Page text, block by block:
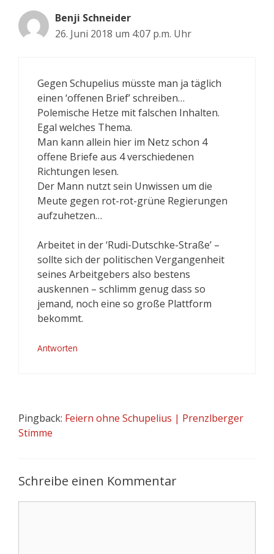
Benji Schneider
26. Juni 2018 um 4:07 p.m. Uhr
Gegen Schupelius müsste man ja täglich
einen ‘offenen Brief’ schreiben…
Polemische Hetze mit falschen Inhalten.
Egal welches Thema.
Man kann allein hier im Netz schon 4
offene Briefe aus 4 verschiedenen
Richtungen lesen.
Der Mann nutzt sein Unwissen um die
Meute gegen rot-rot-grüne Regierungen
aufzuhetzen…
Arbeitet in der ‘Rudi-Dutschke-Straße’ –
sollte sich der politischen Vergangenheit
seines Arbeitgebers also bestens
auskennen – schlimm genug dass so
jemand, noch eine so große Plattform
bekommt.
Antworten
Pingback: Feiern ohne Schupelius | Prenzlberger
Stimme
Schreibe einen Kommentar